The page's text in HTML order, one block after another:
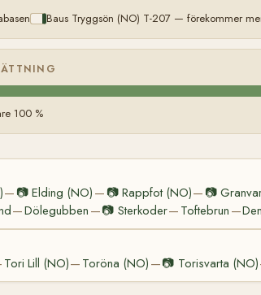
Baus Tryggsön (NO) T-207 — förekommer
100 %
— 📷Elding (NO) — 📷 Rappfot (NO)— 📷
—Dölegubben —📷 Sterkoder— Toftebrun —
Tori Lill (NO)— Toröna (NO) —📷 Torisvarta (NO)